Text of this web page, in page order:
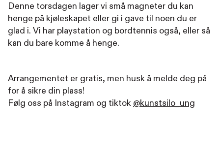
Denne torsdagen lager vi små magneter du kan
henge på kjøleskapet eller gi i gave til noen du er
glad i. Vi har playstation og bordtennis også, eller så
kan du bare komme å henge.
Arrangementet er gratis, men husk å melde deg på
for å sikre din plass!
Følg oss på Instagram og tiktok @kunstsilo_ung